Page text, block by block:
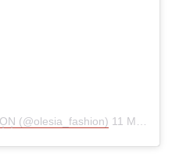
(@olesia_fashion) 11 Май 2020 в 2:36 PDT